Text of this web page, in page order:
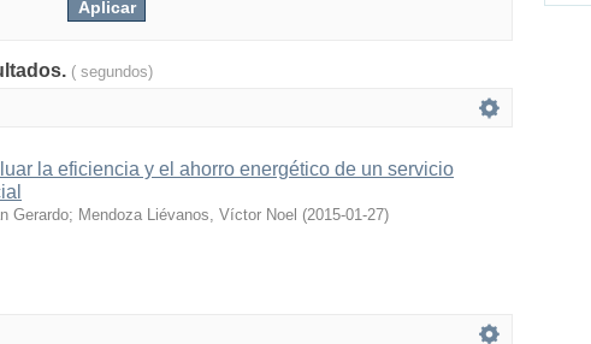
( segundos)
la eficiencia y el ahorro energético de un servicio
Gerardo; Mendoza Liévanos, Víctor Noel (2015-01-27)